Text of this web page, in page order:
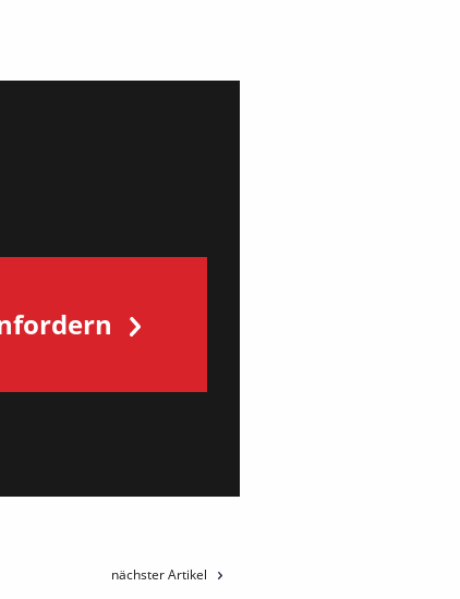
nächster Artikel